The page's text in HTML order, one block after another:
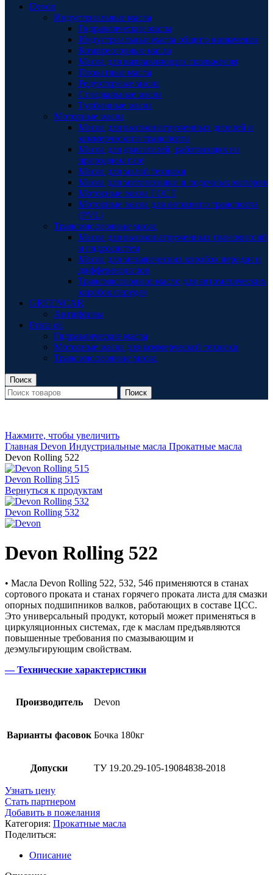
Devon
Индустриальные масла
Гидравлические масла
Индустриальные масла общего назначения
Компрессорные масла
Масла для направляющих скольжения
Прокатные масла
Редукторные масла
Специальные масла
Турбинные масла
Моторные масла
Масла для высоконагруженных дизелей и
коммерческого транспорта
Масла для двигателей, работающих на
природном газе
Масла для малой техники
Масла для мототехники и лодочных моторов
Моторные масла ГОСТ
Моторные масла для легкового транспорта
(PVL)
Трансмиссионные масла
Масла для высоконагруженных трансмиссий
и гидросистем
Масла для механических коробок передач и
дифференциалов
Трансмиссионное масло для автоматических
коробок передач
GREENCAR
Антифризы
Prista oil
Гидравлические масла
Моторные масла для коммерческой техники
Трансмиссионные масла
Поиск
Поиск
Нажмите, чтобы увеличить
Главная Devon Индустриальные масла Прокатные масла
Devon Rolling 522
Devon Rolling 515
Вернуться к продуктам
Devon Rolling 532
Devon Rolling 522
• Масла Devon Rolling 522, 532, 546 применяются в станах
сортового проката и станах горячего проката листа для смазки
опорных подшипников валков, работающих в составе ЦСС.
Это универсальный продукт, который может применяться в
циркуляционных системах, где к маслам предъявляются
повышенные требования по смазывающим и
деэмульгирующим свойствам.
— Технические характеристики
Производитель Devon
Варианты фасовок Бочка 180кг
Допуски ТУ 19.20.29-105-19084838-2018
Узнать цену
Стать партнером
Добавить в пожелания
Категория: Прокатные масла
Поделиться:
Описание